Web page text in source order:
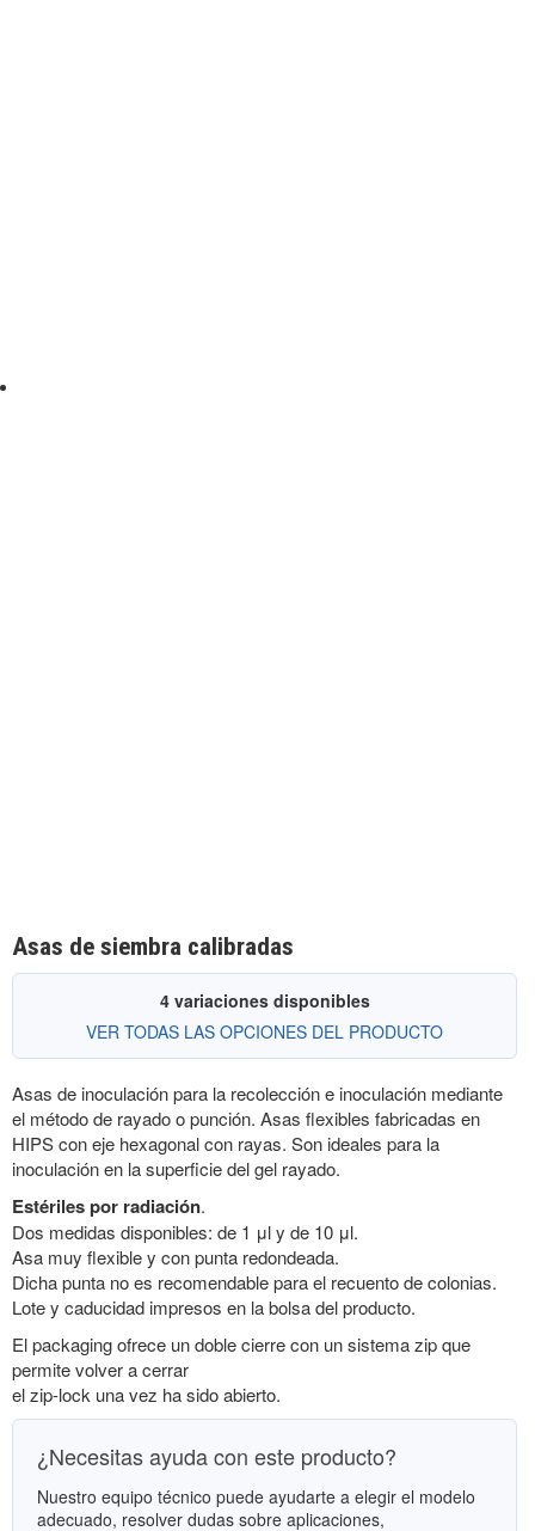
Asas de siembra calibradas
4 variaciones disponibles
VER TODAS LAS OPCIONES DEL PRODUCTO
Asas de inoculación para la recolección e inoculación mediante
el método de rayado o punción. Asas flexibles fabricadas en
HIPS con eje hexagonal con rayas. Son ideales para la
inoculación en la superficie del gel rayado.
Estériles por radiación.
Dos medidas disponibles: de 1 μl y de 10 μl.
Asa muy flexible y con punta redondeada.
Dicha punta no es recomendable para el recuento de colonias.
Lote y caducidad impresos en la bolsa del producto.
El packaging ofrece un doble cierre con un sistema zip que
permite volver a cerrar
el zip-lock una vez ha sido abierto.
¿Necesitas ayuda con este producto?
Nuestro equipo técnico puede ayudarte a elegir el modelo
adecuado, resolver dudas sobre aplicaciones,